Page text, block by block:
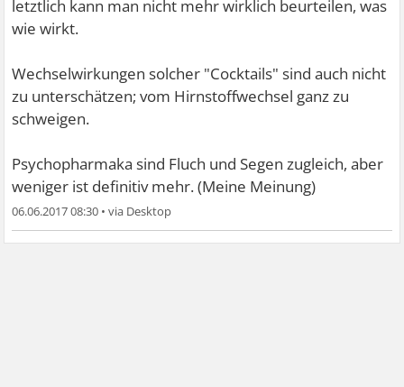
Venlafaxine und Mirtazapin + Bupropion ausprobiert?
letztlich kann man nicht mehr wirklich beurteilen, was
wie wirkt.
Wechselwirkungen solcher "Cocktails" sind auch nicht
zu unterschätzen; vom Hirnstoffwechsel ganz zu
schweigen.
Psychopharmaka sind Fluch und Segen zugleich, aber
weniger ist definitiv mehr. (Meine Meinung)
06.06.2017 08:30 •